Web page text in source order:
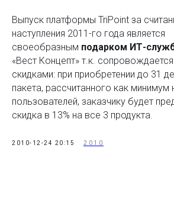
Выпуск платформы TriPoint за
наступления 2011-го года является
своеобразным подарком ИТ-
«Вест Концепт» т.к.
скидками: при приобретении до 31
пакета, рассчитанного как минимум
пользователей, заказчику будет
скидка в 13% на все 3 продукта.
2010-12-24 20:15 2010